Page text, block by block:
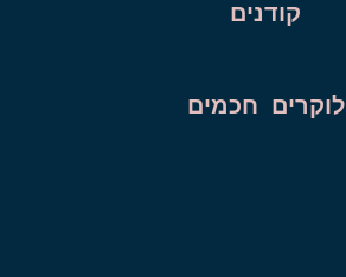
קודנים
לוקרים חכמים